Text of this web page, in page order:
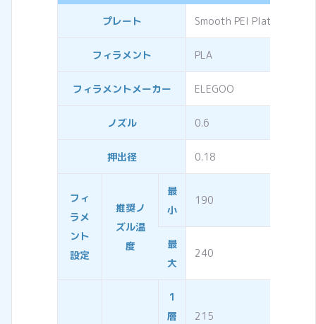
プレート Smooth PEI Plate
フィラメント PLA
フィラメントメーカー ELEGOO
ノズル 0.6
押出径 0.18
フィ
ラメ
ント
設定
推奨ノ
ズル温
度
最
小
190
最
大
240
1
層
215